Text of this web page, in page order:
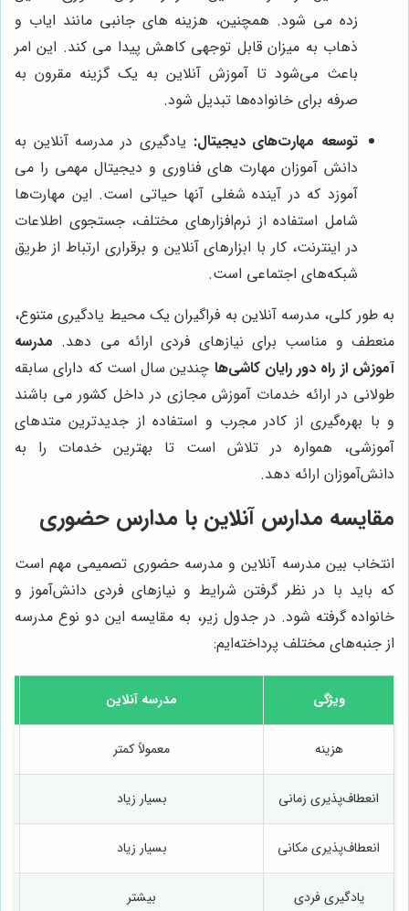
زده می شود. همچنین، هزینه های جانبی مانند ایاب و
ذهاب به میزان قابل توجهی کاهش پیدا می کند. این امر
باعث می‌شود تا آموزش آنلاین به یک گزینه مقرون به
صرفه برای خانواده‌ها تبدیل شود.
توسعه مهارت‌های دیجیتال: یادگیری در مدرسه آنلاین به
دانش آموزان مهارت های فناوری و دیجیتال مهمی را می
آموزد که در آینده شغلی آنها حیاتی است. این مهارت‌ها
شامل استفاده از نرم‌افزارهای مختلف، جستجوی اطلاعات
در اینترنت، کار با ابزارهای آنلاین و برقراری ارتباط از طریق
شبکه‌های اجتماعی است.
به طور کلی، مدرسه آنلاین به فراگیران یک محیط یادگیری متنوع،
منعطف و مناسب برای نیازهای فردی ارائه می دهد. مدرسه
آموزش از راه دور رایان کاشی‌ها چندین سال است که دارای سابقه
طولانی در ارائه خدمات آموزش مجازی در داخل کشور می باشند
و با بهره‌گیری از کادر مجرب و استفاده از جدیدترین متدهای
آموزشی، همواره در تلاش است تا بهترین خدمات را به
دانش‌آموزان ارائه دهد.
مقایسه مدارس آنلاین با مدارس حضوری
انتخاب بین مدرسه آنلاین و مدرسه حضوری تصمیمی مهم است
که باید با در نظر گرفتن شرایط و نیازهای فردی دانش‌آموز و
خانواده گرفته شود. در جدول زیر، به مقایسه این دو نوع مدرسه
از جنبه‌های مختلف پرداخته‌ایم:
ویژگی مدرسه آنلاین
هزینه معمولاً کمتر
انعطاف‌پذیری زمانی بسیار زیاد
انعطاف‌پذیری مکانی بسیار زیاد
یادگیری فردی بیشتر